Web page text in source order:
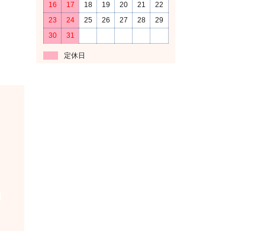
16
17 18 19 20 21
22
23
24 25 26 27 28
29
30
31
定休日